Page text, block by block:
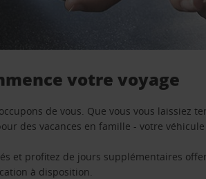
votre voyage
de vous. Que vous vous
des vacances en famille - votre
et profitez de jours supplémentaires
à disposition.